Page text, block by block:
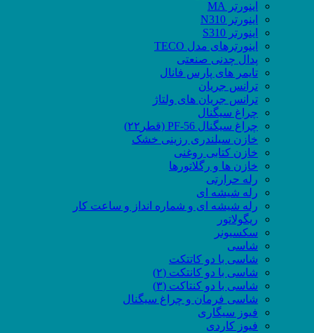
اینورتر MA
اینورتر N310
اینورتر S310
اینورترهای مدل TECO
پدال چدنی صنعتی
تایمر های پارس فانال
ترانس جریان
ترانس جریان های ولتاژ
چراغ سیگنال
چراغ سیگنال PF-56 (قطر۲۲)
خازن سیلندری رزینی خشک
خازن کتابی روغنی
خازن ها و رگلاتورها
رله حرارتی
رله شیشه ای
رله شیشه ای و شماره انداز و ساعت کار
ریگولاتور
سکسیونر
شاسی
شاسی با دو کاتتکت
شاسی با دو کانتکت (۲)
شاسی با دو کنتاکت (۳)
شاسی فرمان و چراغ سیگنال
فیوز سیگاری
فیوز کاردی